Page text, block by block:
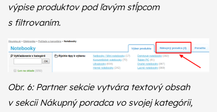
výpise produktov pod ľavým stĺpcom
s filtrovaním.
Obr. 6: Partner sekcie vytvára textový obsah
v sekcii Nákupný poradca vo svojej kategórii,